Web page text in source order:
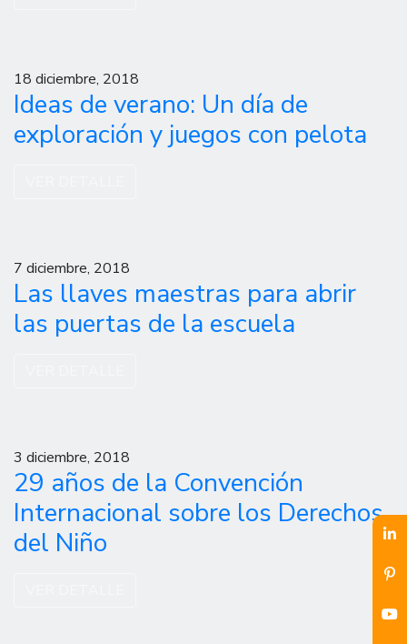
18 diciembre, 2018
Ideas de verano: Un día de
exploración y juegos con pelota
7 diciembre, 2018
Las llaves maestras para abrir
las puertas de la escuela
3 diciembre, 2018
29 años de la Convención
Internacional sobre los Derechos
del Niño